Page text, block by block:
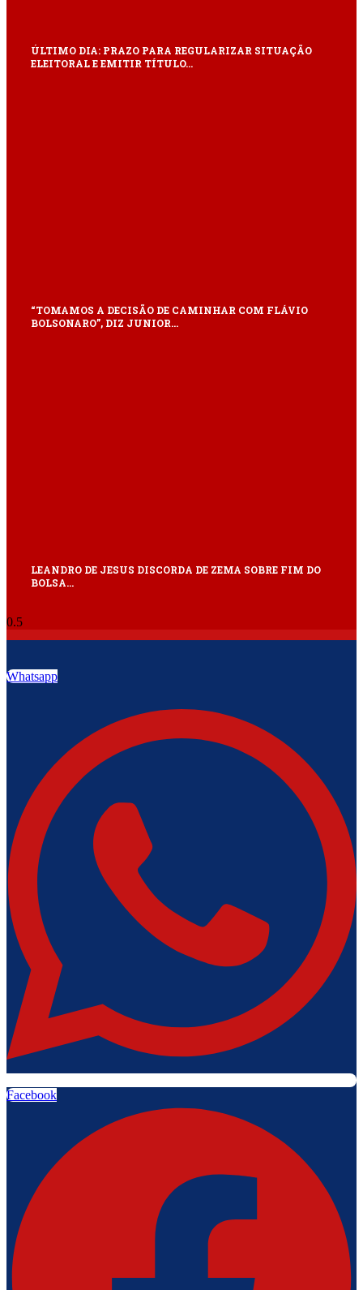
ÚLTIMO DIA: PRAZO PARA REGULARIZAR SITUAÇÃO
ELEITORAL E EMITIR TÍTULO…
“TOMAMOS A DECISÃO DE CAMINHAR COM FLÁVIO
BOLSONARO”, DIZ JUNIOR…
LEANDRO DE JESUS DISCORDA DE ZEMA SOBRE FIM DO
BOLSA…
Whatsapp
Facebook